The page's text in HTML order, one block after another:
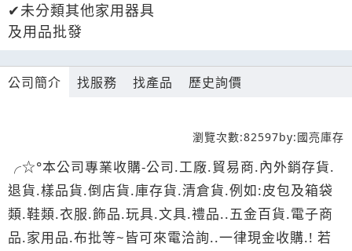
未分類其他家用器具
及用品批發
公司簡介 找服務 找產品 歷史詢價
瀏覽次數:82597by:國亮庫存
╭☆°本公司專業收購-公司.工廠.貿易商.內外銷存貨.
退貨.樣品貨.倒店貨.庫存貨.清倉貨.例如:皮包及箱袋
類.鞋類.衣服.飾品.玩具.文具.禮品..五金百貨.電子商
品.家用品.布批等~皆可來電洽詢..一律現金收購.! 若